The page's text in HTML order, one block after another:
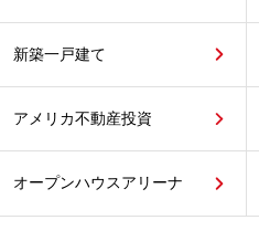
新築一戸建て
アメリカ不動産投資
オープンハウスアリーナ